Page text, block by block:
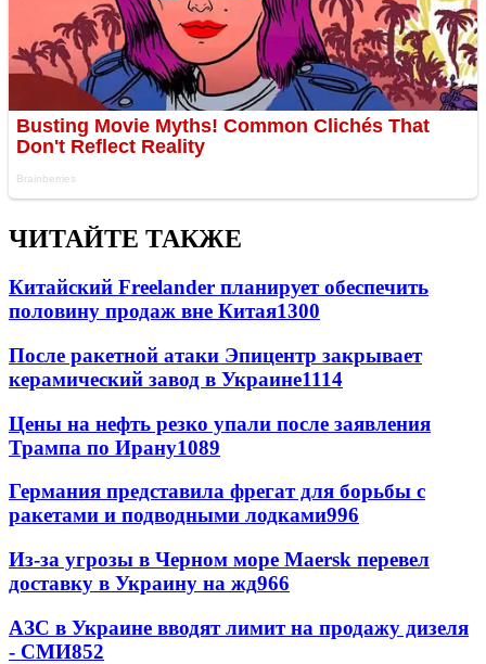
ЧИТАЙТЕ ТАКЖЕ
Китайский Freelander планирует обеспечить
половину продаж вне Китая1300
После ракетной атаки Эпицентр закрывает
керамический завод в Украине1114
Цены на нефть резко упали после заявления
Трампа по Ирану1089
Германия представила фрегат для борьбы с
ракетами и подводными лодками996
Из-за угрозы в Черном море Maersk перевел
доставку в Украину на жд966
АЗС в Украине вводят лимит на продажу дизеля
- СМИ852